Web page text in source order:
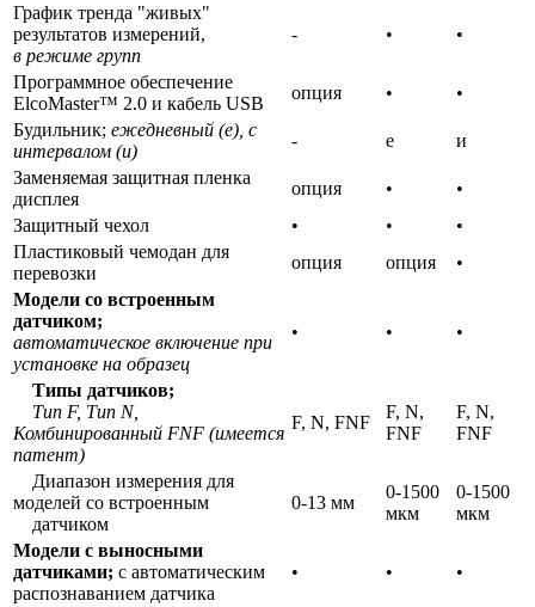
График тренда "живых"
результатов измерений,
в режиме групп
- • •
Программное обеспечение
ElcoMaster™ 2.0 и кабель USB
опция •
•
Будильник; ежедневный (е), с
интервалом (и)
- е
и
Заменяемая защитная пленка
дисплея
опция •
•
Защитный чехол
• •
•
Пластиковый чемодан для
перевозки
опция опция
•
Модели со встроенным
датчиком;
автоматическое включение при
установке на образец
• • •
Типы датчиков;
Тип F, Тип N,
Комбинированный FNF (имеется
патент)
F, N, FNF
F, N,
FNF
F, N,
FNF
Диапазон измерения для
моделей со встроенным
датчиком
0-13 мм
0-1500
мкм
0-1500
мкм
Модели с выносными
датчиками; с автоматическим
распознаванием датчика
• • •